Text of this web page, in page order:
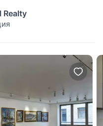
высокие потолки,
5 квартир, есть
Подземный паркинг,
Realty